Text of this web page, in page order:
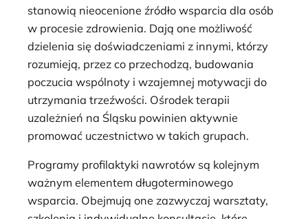
stanowią nieocenione źródło wsparcia dla osób
w procesie zdrowienia. Dają one możliwość
dzielenia się doświadczeniami z innymi, którzy
rozumieją, przez co przechodzą, budowania
poczucia wspólnoty i wzajemnej motywacji do
utrzymania trzeźwości. Ośrodek terapii
uzależnień na Śląsku powinien aktywnie
promować uczestnictwo w takich grupach.
Programy profilaktyki nawrotów są kolejnym
ważnym elementem długoterminowego
wsparcia. Obejmują one zazwyczaj warsztaty,